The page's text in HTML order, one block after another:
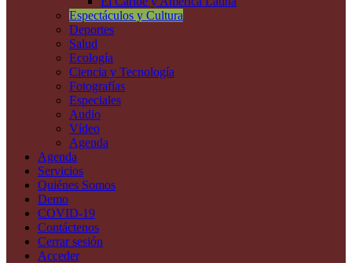
Espectáculos y Cultura
Deportes
Salud
Ecología
Ciencia y Tecnología
Fotografías
Especiales
Audio
Vídeo
Agenda
Agenda
Servicios
Quiénes Somos
Demo
COVID-19
Contáctenos
Cerrar sesión
Acceder